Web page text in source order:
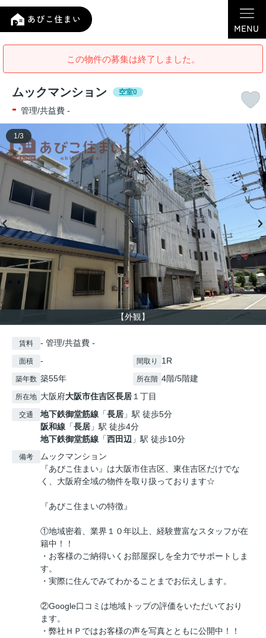
この物件の募集は終了しました。
ムックマンション 空室0
- 管理/共益費 -
【外観】
1 /3
賃料 - 管理/共益費 -
面積 - 間取り 1R
築年数 築55年 所在階 4階/5階建
所在地 大阪府大阪市住吉区長居 １丁目
交通 地下鉄御堂筋線 「長居 」駅 徒歩5分
阪和線 「長居 」駅 徒歩4分
地下鉄御堂筋線 「西田辺 」駅 徒歩10分
備考
ムックマンション
『あびこ住まい』は大阪市住吉区、東住吉区だけでな
く、大阪府全域の物件を取り扱っております☆
『あびこ住まいの特徴』
①地域密着、業界１０年以上、経験豊富なスタッフが在
籍中！！
・お客様のご納得いくお部屋探しを全力でサポートしま
す。
・実際に住んでみてわかることまでお伝えします。
②Google口コミは地域トップの評価をいただいており
ます。
・弊社ＨＰではお客様の声を写真とともに公開中！！